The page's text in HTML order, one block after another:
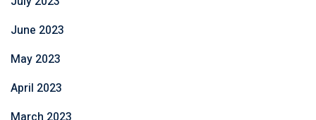
June 2023
May 2023
April 2023